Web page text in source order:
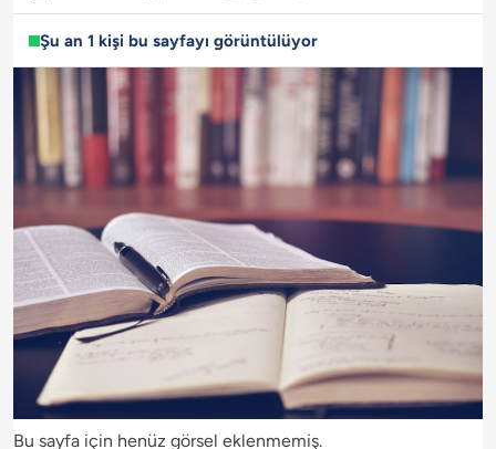
Şu an 1 kişi bu sayfayı görüntülüyor
Bu sayfa için henüz görsel eklenmemiş.